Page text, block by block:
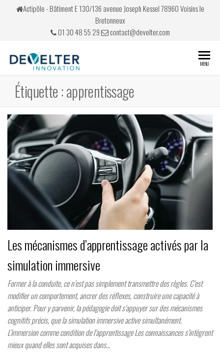
Actipôle - Bâtiment E 130/136 avenue Joseph Kessel 78960 Voisins le
Bretonneux
01 30 48 55 29
contact@develter.com
de conduite
MENU
Étiquette :apprentissage
Les mécanismes d’apprentissage activés par la
simulation immersive
Former à la conduite, ce n’est pas simplement transmettre des règles. C’est
modifier un comportement, ancrer des réflexes, construire une capacité à
anticiper. Pour y parvenir, la pédagogie doit s’appuyer sur des mécanismes
cognitifs précis, que la simulation immersive active simultanément.
L’immersion comme condition de l’apprentissage Les connaissances s’intègrent
mieux quand elles sont acquises dans…